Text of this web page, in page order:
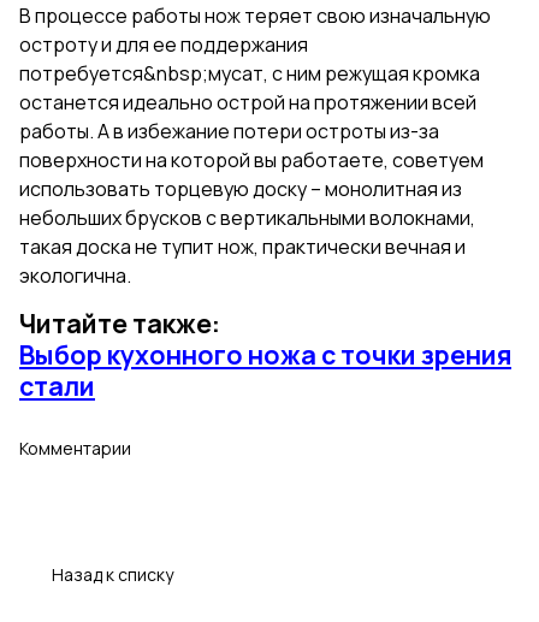
В процессе работы нож теряет свою изначальную
остроту и для ее поддержания
потребуется&nbsp;мусат, с ним режущая кромка
останется идеально острой на протяжении всей
работы. А в избежание потери остроты из-за
поверхности на которой вы работаете, советуем
использовать торцевую доску – монолитная из
небольших брусков с вертикальными волокнами,
такая доска не тупит нож, практически вечная и
экологична.
Читайте также:
Выбор кухонного ножа с точки зрения
стали
Комментарии
Назад к списку